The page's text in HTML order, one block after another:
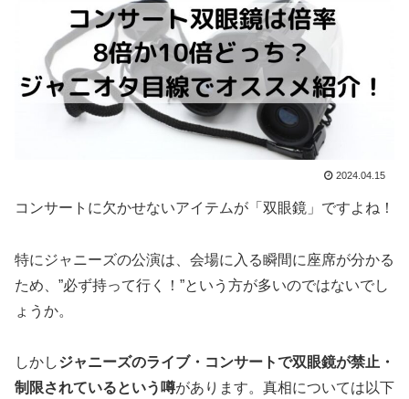
2024.04.15
コンサートに欠かせないアイテムが「双眼鏡」ですよね！
特にジャニーズの公演は、会場に入る瞬間に座席が分かる
ため、”必ず持って行く！”という方が多いのではないでし
ょうか。
しかしジャニーズのライブ・コンサートで双眼鏡が禁止・
制限されているという噂があります。真相については以下